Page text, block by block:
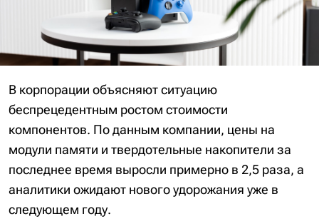
В корпорации объясняют ситуацию
беспрецедентным ростом стоимости
компонентов. По данным компании, цены на
модули памяти и твердотельные накопители за
последнее время выросли примерно в 2,5 раза, а
аналитики ожидают нового удорожания уже в
следующем году.